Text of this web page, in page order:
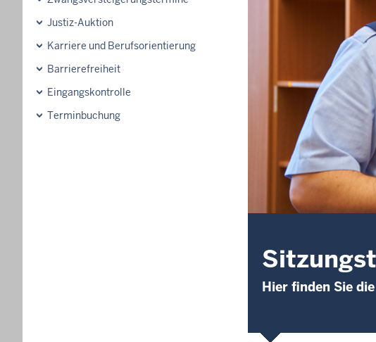
Justiz-Auktion
Karriere und Berufsorientierung
Barrierefreiheit
Eingangskontrolle
Terminbuchung
Hier finden Sie